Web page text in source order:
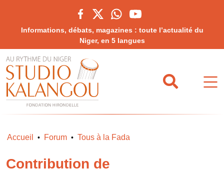
Informations, débats, magazines : toute l’actualité du
Niger, en 5 langues
Accueil • Forum • Tous à la Fada
Contribution de